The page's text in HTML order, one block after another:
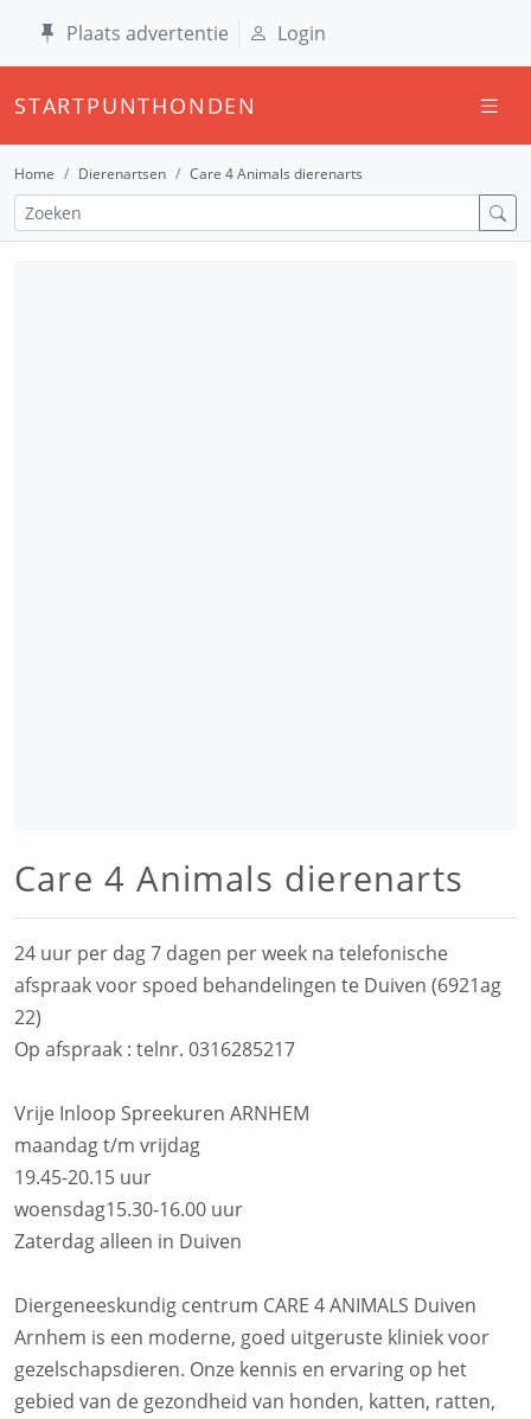
Plaats advertentie Login
STARTPUNTHONDEN
Home Dierenartsen Care 4 Animals dierenarts
Care 4 Animals dierenarts
24 uur per dag 7 dagen per week na telefonische
afspraak voor spoed behandelingen te Duiven (6921ag
22)
Op afspraak : telnr. 0316285217
Vrije Inloop Spreekuren ARNHEM
maandag t/m vrijdag
19.45-20.15 uur
woensdag15.30-16.00 uur
Zaterdag alleen in Duiven
Diergeneeskundig centrum CARE 4 ANIMALS Duiven
Arnhem is een moderne, goed uitgeruste kliniek voor
gezelschapsdieren. Onze kennis en ervaring op het
gebied van de gezondheid van honden, katten, ratten,